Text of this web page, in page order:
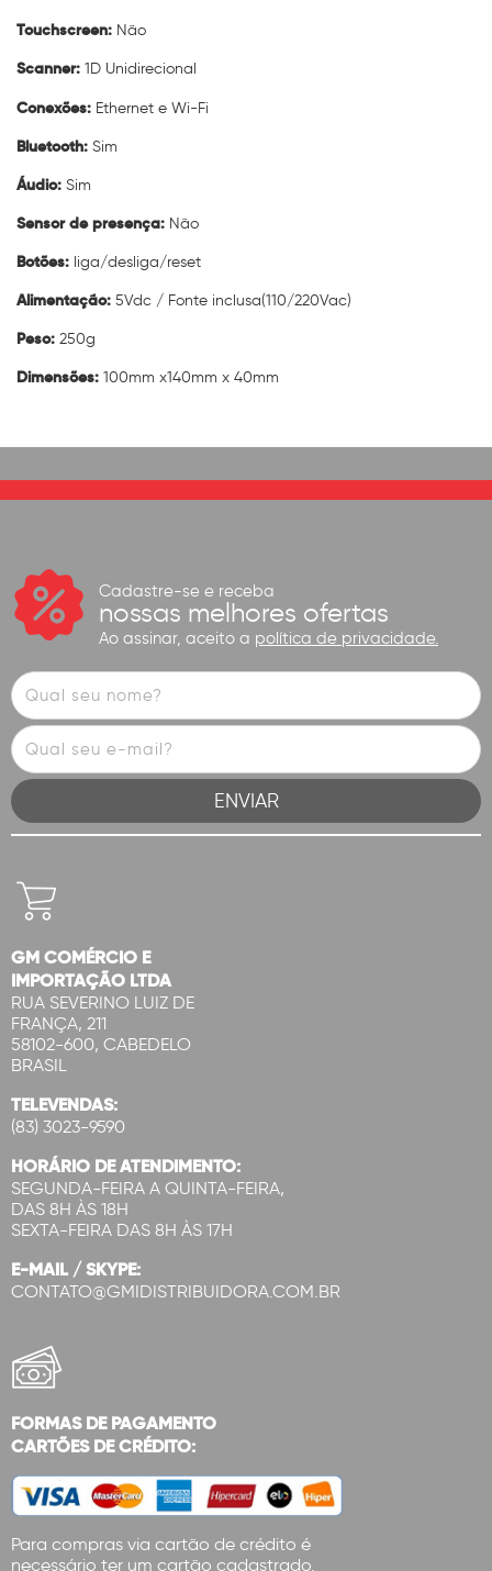
Touchscreen: Não
Scanner: 1D Unidirecional
Conexões: Ethernet e Wi-Fi
Bluetooth: Sim
Áudio: Sim
Sensor de presença: Não
Botões: liga/desliga/reset
Alimentação: 5Vdc / Fonte inclusa(110/220Vac)
Peso: 250g
Dimensões: 100mm x140mm x 40mm
Cadastre-se e receba
nossas melhores ofertas
Ao assinar, aceito a política de privacidade.
GM COMÉRCIO E
IMPORTAÇÃO LTDA
RUA SEVERINO LUIZ DE
FRANÇA, 211
58102-600, CABEDELO
BRASIL
TELEVENDAS:
(83) 3023-9590
HORÁRIO DE ATENDIMENTO:
SEGUNDA-FEIRA A QUINTA-FEIRA,
DAS 8H ÀS 18H
SEXTA-FEIRA DAS 8H ÀS 17H
E-MAIL / SKYPE:
CONTATO@GMIDISTRIBUIDORA.COM.BR
FORMAS DE PAGAMENTO
CARTÕES DE CRÉDITO:
Para compras via cartão de crédito é
necessário ter um cartão cadastrado.